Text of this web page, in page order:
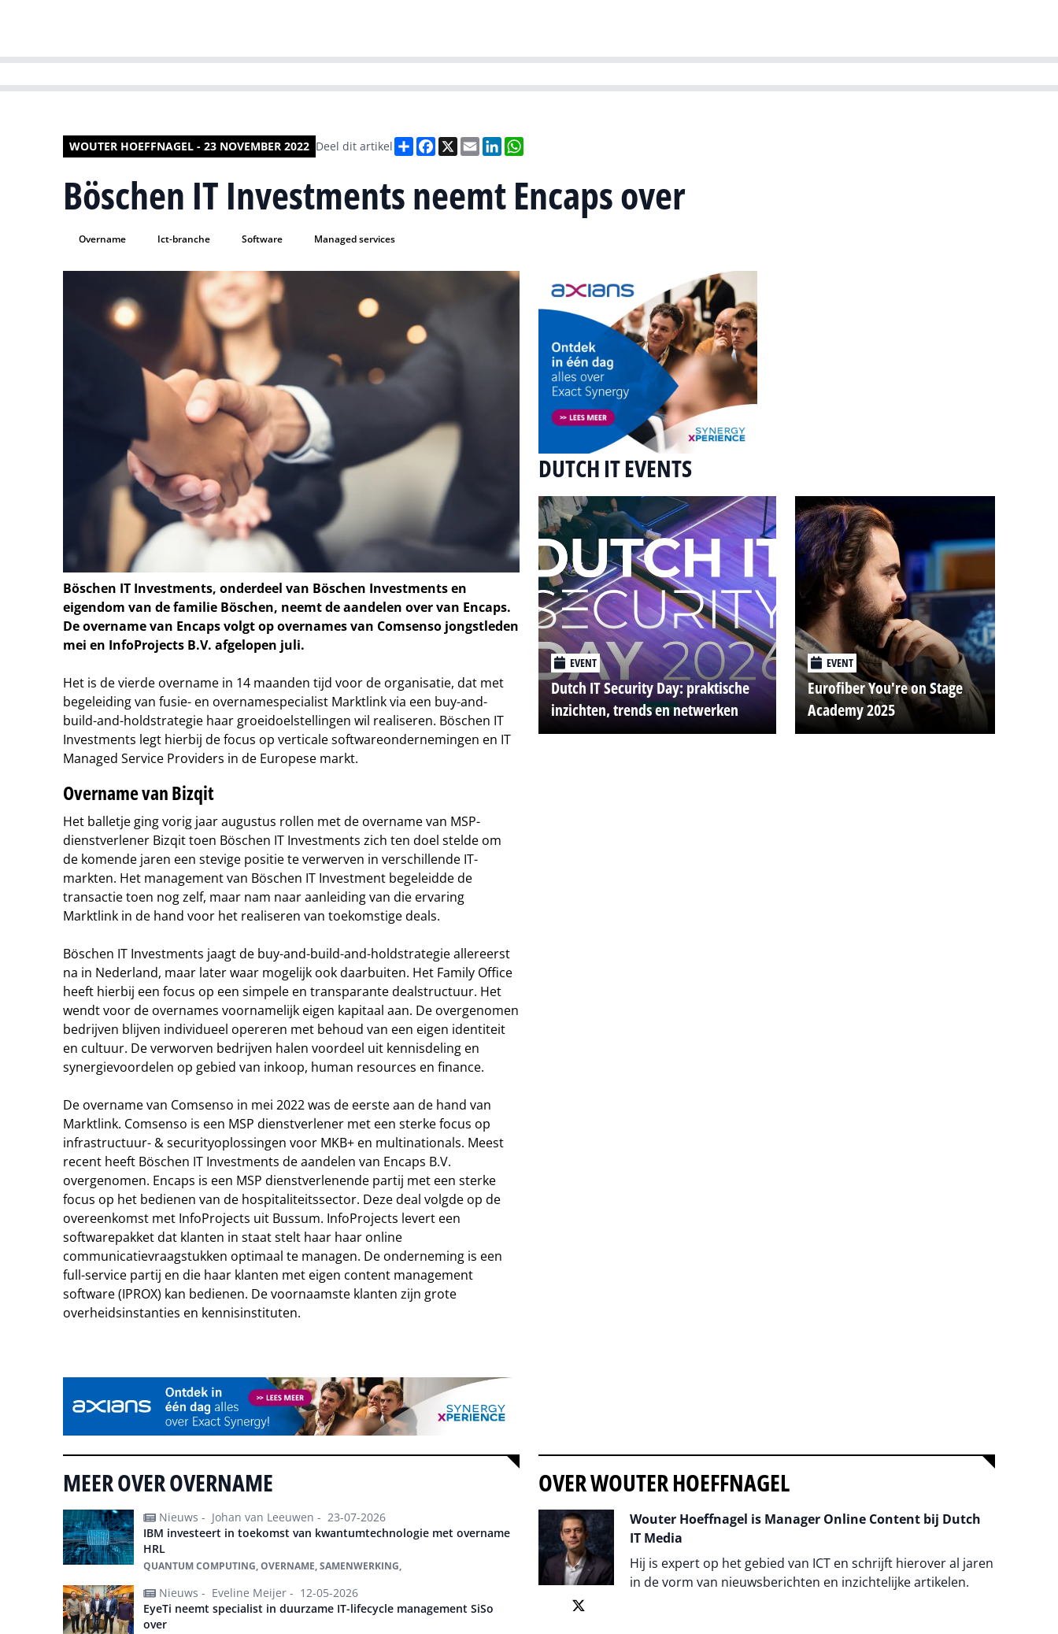
WOUTER HOEFFNAGEL - 23 NOVEMBER 2022 Deel dit artikel DeelFacebook
X EmailLinkedIn
Böschen IT Investments neemt Encaps over
Overname Ict-branche Software Managed services
Böschen IT Investments, onderdeel van Böschen Investments en
eigendom van de familie Böschen, neemt de aandelen over van Encaps.
De overname van Encaps volgt op overnames van Comsenso jongstleden
mei en InfoProjects B.V. afgelopen juli.
Het is de vierde overname in 14 maanden tijd voor de organisatie, dat met
begeleiding van fusie- en overnamespecialist Marktlink via een buy-and-
build-and-holdstrategie haar groeidoelstellingen wil realiseren. Böschen IT
Investments legt hierbij de focus op verticale softwareondernemingen en IT
Managed Service Providers in de Europese markt.
Overname van Bizqit
Het balletje ging vorig jaar augustus rollen met de overname van MSP-
dienstverlener Bizqit toen Böschen IT Investments zich ten doel stelde om
de komende jaren een stevige positie te verwerven in verschillende IT-
markten. Het management van Böschen IT Investment begeleidde de
transactie toen nog zelf, maar nam naar aanleiding van die ervaring
Marktlink in de hand voor het realiseren van toekomstige deals.
Böschen IT Investments jaagt de buy-and-build-and-holdstrategie allereerst
na in Nederland, maar later waar mogelijk ook daarbuiten. Het Family Office
heeft hierbij een focus op een simpele en transparante dealstructuur. Het
wendt voor de overnames voornamelijk eigen kapitaal aan. De overgenomen
bedrijven blijven individueel opereren met behoud van een eigen identiteit
en cultuur. De verworven bedrijven halen voordeel uit kennisdeling en
synergievoordelen op gebied van inkoop, human resources en finance.
De overname van Comsenso in mei 2022 was de eerste aan de hand van
Marktlink. Comsenso is een MSP dienstverlener met een sterke focus op
infrastructuur- & securityoplossingen voor MKB+ en multinationals. Meest
recent heeft Böschen IT Investments de aandelen van Encaps B.V.
overgenomen. Encaps is een MSP dienstverlenende partij met een sterke
focus op het bedienen van de hospitaliteitssector. Deze deal volgde op de
overeenkomst met InfoProjects uit Bussum. InfoProjects levert een
softwarepakket dat klanten in staat stelt haar haar online
communicatievraagstukken optimaal te managen. De onderneming is een
full-service partij en die haar klanten met eigen content management
software (IPROX) kan bedienen. De voornaamste klanten zijn grote
overheidsinstanties en kennisinstituten.
DUTCH IT EVENTS
EVENT
Dutch IT Security Day: praktische
inzichten, trends en netwerken
EVENT
Eurofiber You're on Stage
Academy 2025
MEER OVER OVERNAME
Nieuws - Johan van Leeuwen - 23-07-2026
IBM investeert in toekomst van kwantumtechnologie met overname
HRL
QUANTUM COMPUTING, OVERNAME, SAMENWERKING,
Nieuws - Eveline Meijer - 12-05-2026
EyeTi neemt specialist in duurzame IT-lifecycle management SiSo
over
OVER WOUTER HOEFFNAGEL
Wouter Hoeffnagel is Manager Online Content bij Dutch
IT Media
Hij is expert op het gebied van ICT en schrijft hierover al jaren
in de vorm van nieuwsberichten en inzichtelijke artikelen.